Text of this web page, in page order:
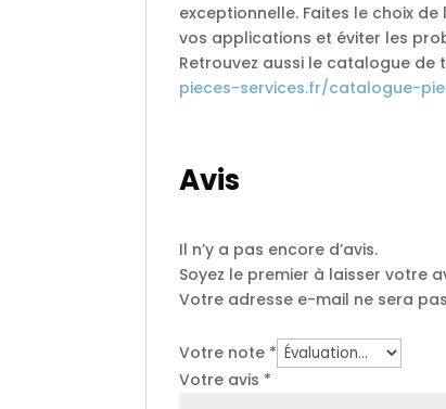
exceptionnelle. Faites le choix
vos applications et éviter les
Retrouvez aussi le catalogue
pieces-services.fr/catalogue-
Avis
Il n’y a pas encore d’avis.
Soyez le premier à laisser votre
Votre adresse e-mail ne sera
Votre note *
Votre avis *